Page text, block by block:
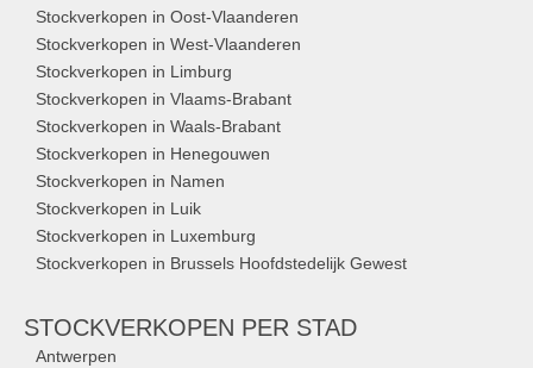
Stockverkopen in Oost-Vlaanderen
Stockverkopen in West-Vlaanderen
Stockverkopen in Limburg
Stockverkopen in Vlaams-Brabant
Stockverkopen in Waals-Brabant
Stockverkopen in Henegouwen
Stockverkopen in Namen
Stockverkopen in Luik
Stockverkopen in Luxemburg
Stockverkopen in Brussels Hoofdstedelijk Gewest
STOCKVERKOPEN PER STAD
Antwerpen